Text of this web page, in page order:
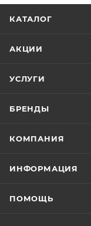
КАТАЛОГ
АКЦИИ
УСЛУГИ
БРЕНДЫ
КОМПАНИЯ
ИНФОРМАЦИЯ
ПОМОЩЬ